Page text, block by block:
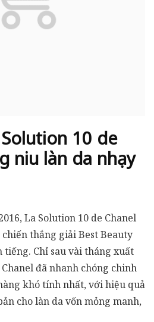
10 de
niu làn da nhạy
La Solution 10 de Chanel
thắng giải Best Beauty
Chỉ sau vài tháng xuất
đã nhanh chóng chinh
khó tính nhất, với hiệu quả
cho làn da vốn mỏng manh,